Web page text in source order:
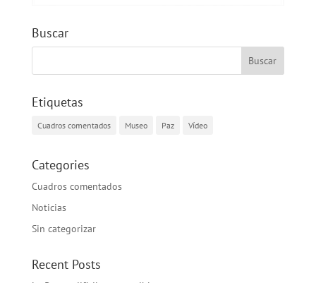
Buscar
Etiquetas
Cuadros comentados Museo Paz Vídeo
Categories
Cuadros comentados
Noticias
Sin categorizar
Recent Posts